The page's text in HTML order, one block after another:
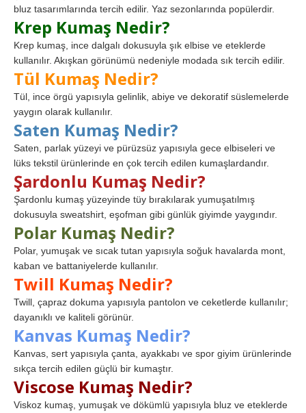
bluz tasarımlarında tercih edilir. Yaz sezonlarında popülerdir.
Krep Kumaş Nedir?
Krep kumaş, ince dalgalı dokusuyla şık elbise ve eteklerde
kullanılır. Akışkan görünümü nedeniyle modada sık tercih edilir.
Tül Kumaş Nedir?
Tül, ince örgü yapısıyla gelinlik, abiye ve dekoratif süslemelerde
yaygın olarak kullanılır.
Saten Kumaş Nedir?
Saten, parlak yüzeyi ve pürüzsüz yapısıyla gece elbiseleri ve
lüks tekstil ürünlerinde en çok tercih edilen kumaşlardandır.
Şardonlu Kumaş Nedir?
Şardonlu kumaş yüzeyinde tüy bırakılarak yumuşatılmış
dokusuyla sweatshirt, eşofman gibi günlük giyimde yaygındır.
Polar Kumaş Nedir?
Polar, yumuşak ve sıcak tutan yapısıyla soğuk havalarda mont,
kaban ve battaniyelerde kullanılır.
Twill Kumaş Nedir?
Twill, çapraz dokuma yapısıyla pantolon ve ceketlerde kullanılır;
dayanıklı ve kaliteli görünür.
Kanvas Kumaş Nedir?
Kanvas, sert yapısıyla çanta, ayakkabı ve spor giyim ürünlerinde
sıkça tercih edilen güçlü bir kumaştır.
Viscose Kumaş Nedir?
Viskoz kumaş, yumuşak ve dökümlü yapısıyla bluz ve eteklerde